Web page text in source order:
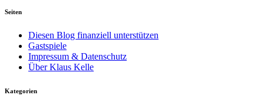
Seiten
Diesen Blog finanziell unterstützen
Gastspiele
Impressum & Datenschutz
Über Klaus Kelle
Kategorien